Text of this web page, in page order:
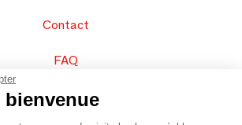
Contact
FAQ
Vendez vos produits